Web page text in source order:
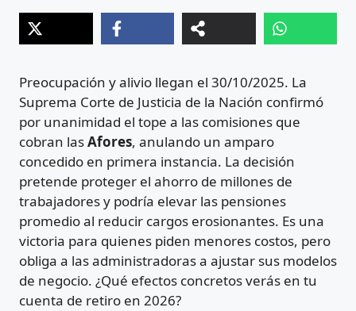
Preocupación y alivio llegan el 30/10/2025. La
Suprema Corte de Justicia de la Nación confirmó
por unanimidad el tope a las comisiones que
cobran lasAfores, anulando un amparo
concedido en primera instancia. La decisión
pretende proteger el ahorro de millones de
trabajadores y podría elevar las pensiones
promedio al reducir cargos erosionantes. Es una
victoria para quienes piden menores costos, pero
obliga a las administradoras a ajustar sus modelos
de negocio. ¿Qué efectos concretos verás en tu
cuenta de retiro en 2026?